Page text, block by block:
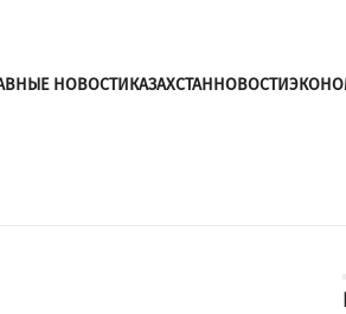
НОВОСТИКАЗАХСТАННОВОСТИ